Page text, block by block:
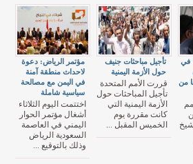
مؤتمر الرياض: دعوة
لاحداث منطقة آمنة
في اليمن مع مصالحة
سياسية شاملة
اختتمت اليوم الثلاثاء
أشغال مؤتمر الحوار
اليمني في العاصمة
السعودية الرياض
وذلك بالتوقيع ...
تأجيل مباحثات جنيف
حول الأزمة اليمنية
قررت الأمم المتحدة
تأجيل المباحثات حول
الأزمة اليمنية التي
كانت مقررة يوم
الخميس المقبل ...
في
من